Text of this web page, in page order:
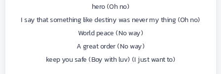
hero (Oh no)
I say that something like destiny was never my thing (Oh no)
World peace (No way)
A great order (No way)
(I just want to) keep you safe (Boy with luv)